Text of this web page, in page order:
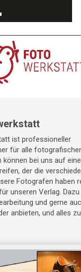
ist professioneller
für alle
können bei uns auf
der die
Fotografen haben
unseren Verlag.
und gerne
anbieten, und alles